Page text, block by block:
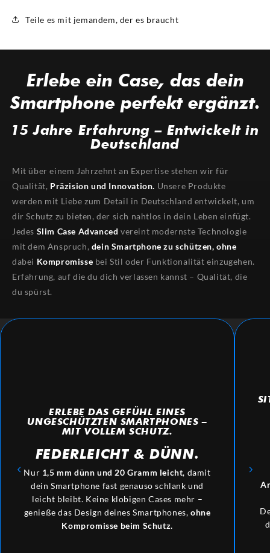
Teile es mit jemandem, der es braucht
Erlebe ein Case, das dein
Smartphone perfekt ergänzt.
15 Jahre Erfahrung – Entwickelt in
Deutschland
Mit über einem Jahrzehnt an Expertise stehen wir für
Qualität, Präzision und Innovation. Unsere Produkte
werden mit Liebe zum Detail in Deutschland entwickelt, um
dir Schutz zu bieten, der sich nahtlos in dein Leben einfügt.
Jedes Slim Case Advanced vereint modernste Technologie
mit dem Anspruch, dein Smartphone zu schützen, ohne
dabei Kompromisse bei Stil oder Funktionalität einzugehen.
Erfahrung, auf die du dich verlassen kannst – Qualität, die
du spürst.
ERLEBE DAS GEFÜHL EINES
UNGESCHÜTZTEN SMARTPHONES –
MIT VOLLEM SCHUTZ.
FEDERLEICHT&DÜNN.
Nur 1,5 mm dünn und 20 Gramm leicht, damit
dein Smartphone fast genauso schlank und
leicht bleibt. Keine klobigen Cases mehr –
genieße das Design deines Smartphones,ohne
Kompromisse beim Schutz.